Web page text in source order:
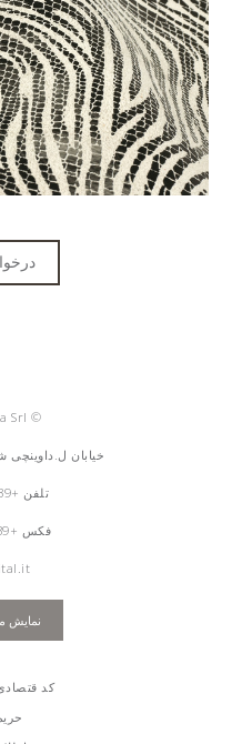
© Prodital Italia Srl
خیابان ل.داوینچی شماره 34.
تلفن +39 0444 482354
فکس +39 0444 482589
نمایش
کد قتصادی